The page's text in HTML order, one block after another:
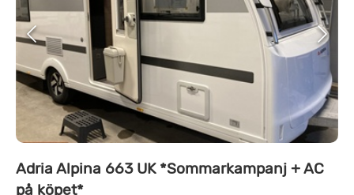
Adria Alpina 663 UK *Sommarkampanj + AC
på köpet*